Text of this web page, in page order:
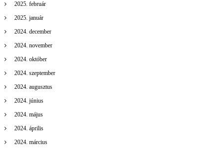
2025. február
2025. január
2024. december
2024. november
2024. október
2024. szeptember
2024. augusztus
2024. június
2024. május
2024. április
2024. március